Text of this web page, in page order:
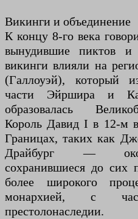
Викинги и объединение
К концу 8-го века
вынудившие пиктов
викинги влияли на
(Галлоуэй), который
части Эйршира и
образовалась
Король Давид I в 12-м
Границах, таких как
Драйбург —
сохранившиеся до сих
более широкого
монархией, с
престолонаследии.